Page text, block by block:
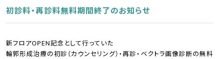
初診料・再診料無料期間終了のお知らせ
新フロアOPEN記念として行っていた
輪郭形成治療の初診（カウンセリング）・再診・ベクトラ画像診断の無料